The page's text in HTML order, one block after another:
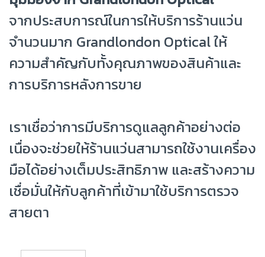
จากประสบการณ์ในการให้บริการร้านแว่น
จำนวนมาก Grandlondon Optical ให้
ความสำคัญกับทั้งคุณภาพของสินค้าและ
การบริการหลังการขาย
เราเชื่อว่าการมีบริการดูแลลูกค้าอย่างต่อ
เนื่องจะช่วยให้ร้านแว่นสามารถใช้งานเครื่อง
มือได้อย่างเต็มประสิทธิภาพ และสร้างความ
เชื่อมั่นให้กับลูกค้าที่เข้ามาใช้บริการตรวจ
สายตา